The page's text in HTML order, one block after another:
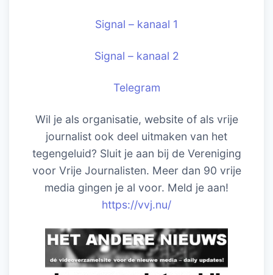
Signal – kanaal 1
Signal – kanaal 2
Telegram
Wil je als organisatie, website of als vrije
journalist ook deel uitmaken van het
tegengeluid? Sluit je aan bij de Vereniging
voor Vrije Journalisten. Meer dan 90 vrije
media gingen je al voor. Meld je aan!
https://vvj.nu/